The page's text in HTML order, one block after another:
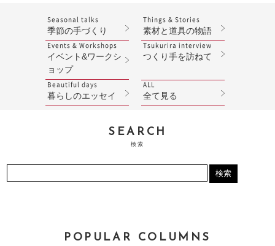
Seasonal talks
季節の手づくり
Things & Stories
素材と道具の物語
Events & Workshops
イベント&ワークシ
ョップ
Tsukurira interview
つくり手を訪ねて
Beautiful days
暮らしのエッセイ
ALL
全て見る
SEARCH
検索
POPULAR COLUMNS